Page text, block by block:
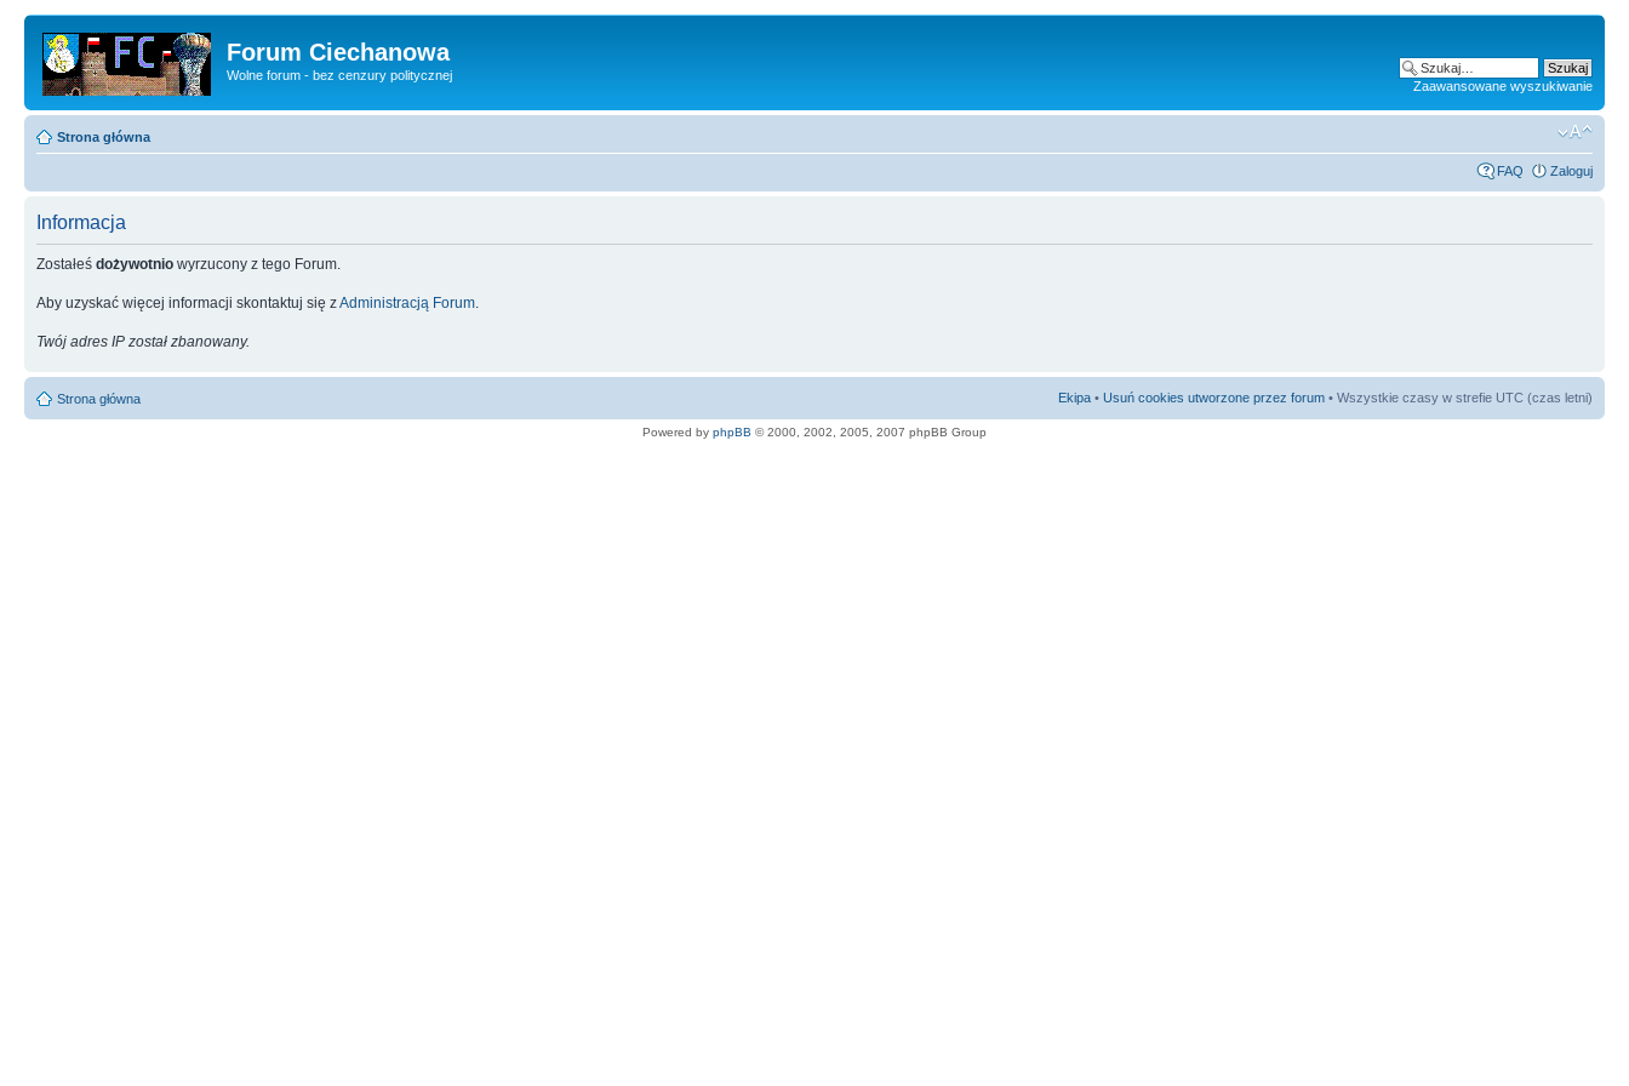
Forum Ciechanowa
Wolne forum - bez cenzury politycznej
Zaawansowane wyszukiwanie
Strona główna
FAQ Zaloguj
Informacja
Zostałeś dożywotnio wyrzucony z tego Forum.
Aby uzyskać więcej informacji skontaktuj się zAdministracją Forum
Twój adres IP został zbanowany.
Strona główna Ekipa • Usuń cookies utworzone przez forum • Wszystkie czasy w strefie UTC (czas letni)
Powered by phpBB © 2000, 2002, 2005, 2007 phpBB Group